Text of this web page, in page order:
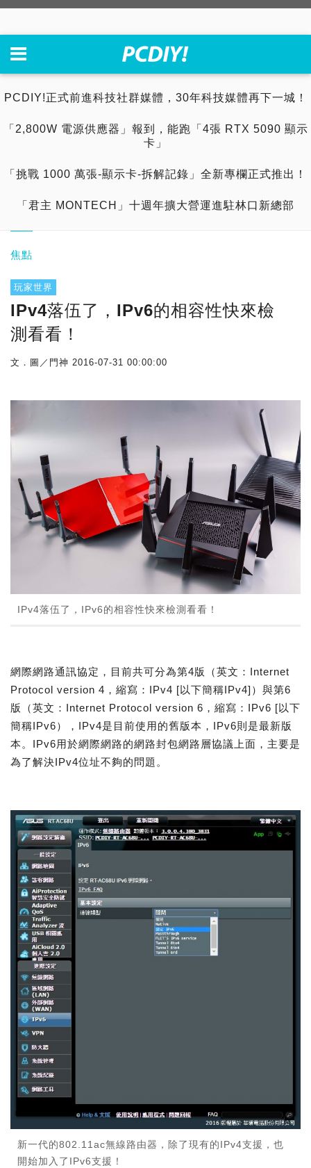
PCDIY!正式前進科技社群媒體，30年科技媒體再下一城！
「2,800W 電源供應器」報到，能跑「4張 RTX 5090 顯示
卡」
「挑戰 1000 萬張-顯示卡-拆解記錄」全新專欄正式推出！
「君主 MONTECH」十週年擴大營運進駐林口新總部
焦點
玩家世界
IPv4落伍了，IPv6的相容性快來檢
測看看！
文．圖／門神 2016-07-31 00:00:00
IPv4落伍了，IPv6的相容性快來檢測看看！
網際網路通訊協定，目前共可分為第4版（英文：Internet
Protocol version 4，縮寫：IPv4 [以下簡稱IPv4]）與第6
版（英文：Internet Protocol version 6，縮寫：IPv6 [以下
簡稱IPv6），IPv4是目前使用的舊版本，IPv6則是最新版
本。IPv6用於網際網路的網路封包網路層協議上面，主要是
為了解決IPv4位址不夠的問題。
新一代的802.11ac無線路由器，除了現有的IPv4支援，也
開始加入了IPv6支援！